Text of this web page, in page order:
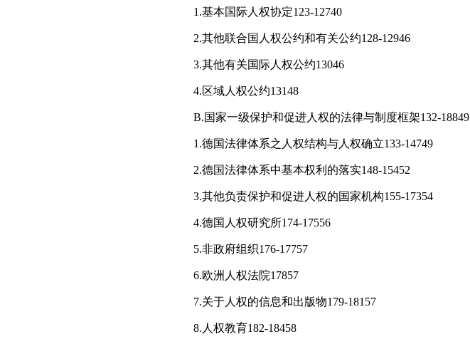
1.基本国际人权协定123-12740
2.其他联合国人权公约和有关公约128-12946
3.其他有关国际人权公约13046
4.区域人权公约13148
B.国家一级保护和促进人权的法律与制度框架132-18849
1.德国法律体系之人权结构与人权确立133-14749
2.德国法律体系中基本权利的落实148-15452
3.其他负责保护和促进人权的国家机构155-17354
4.德国人权研究所174-17556
5.非政府组织176-17757
6.欧洲人权法院17857
7.关于人权的信息和出版物179-18157
8.人权教育182-18458